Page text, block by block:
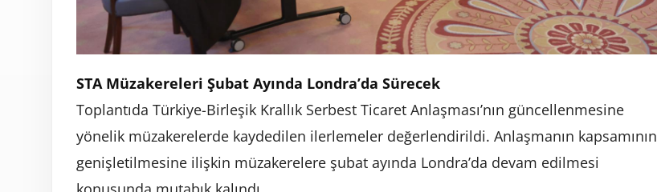
STA Müzakereleri Şubat Ayında Londra’da Sürecek
Toplantıda Türkiye-Birleşik Krallık Serbest Ticaret Anlaşması’nın güncellenmesine
yönelik müzakerelerde kaydedilen ilerlemeler değerlendirildi. Anlaşmanın kapsamının
genişletilmesine ilişkin müzakerelere şubat ayında Londra’da devam edilmesi